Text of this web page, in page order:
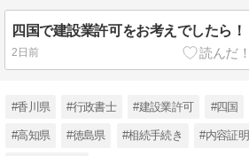
四国で建設業許可をお考えでしたら！
2日前
#香川県 #行政書士 #建設業許可 #四国
#高知県 #徳島県 #相続手続き #内容証明